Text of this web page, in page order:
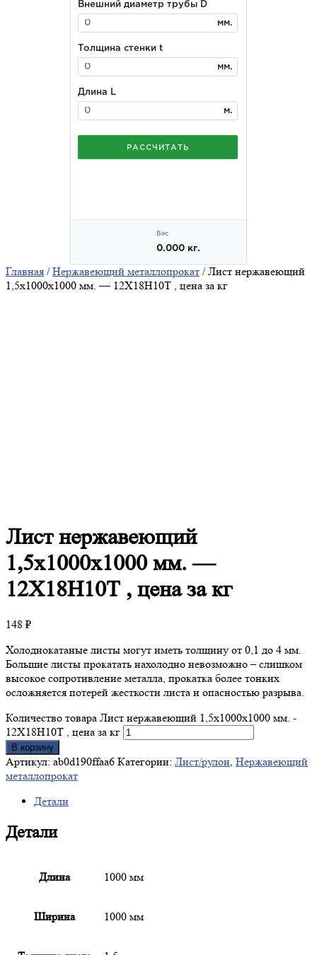
Главная /Нержавеющий металлопрокат / Лист нержавеющий
1,5x1000x1000 мм. — 12Х18Н10Т , цена за кг
Листнержавеющий
1,5x1000x1000 мм. —
12Х18Н10Т , цена за кг
148 ₽
Холоднокатаные листы могут иметь толщину от 0,1 до 4 мм.
Большие листы прокатать нахолодно невозможно – слишком
высокое сопротивление металла, прокатка более тонких
осложняется потерей жесткости листа и опасностью разрыва.
Количество товара Лист нержавеющий 1,5x1000x1000 мм. -
12Х18Н10Т , цена за кг
В корзину
Артикул: ab0d190ffaa6 Категории: Лист/рулон, Нержавеющий
металлопрокат
Детали
Детали
Длина 1000 мм
Ширина 1000 мм